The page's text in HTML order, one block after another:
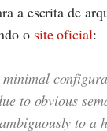
a escrita de
o site oficial:
to obvious
to a